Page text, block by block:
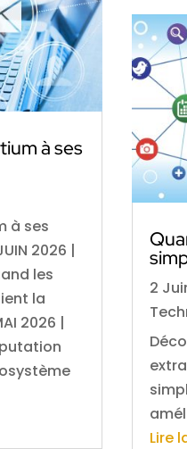
à ses
à ses
2026 |
les
la
2026 |
2
Lire